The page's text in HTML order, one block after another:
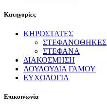
Κατηγορίες
ΚΗΡΟΣΤΑΤΕΣ
ΣΤΕΦΑΝΟΘΗΚΕΣ
ΣΤΕΦΑΝΑ
ΔΙΑΚΟΣΜΗΣΗ
ΛΟΥΛΟΥΔΙΑ ΓΑΜΟΥ
ΕΥΧΟΛΟΓΙΑ
Επικοινωνία